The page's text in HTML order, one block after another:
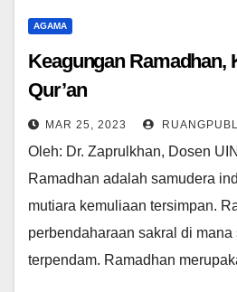
AGAMA
Keagungan Ramadhan,
Qur’an
MAR 25, 2023
Oleh: Dr. Zaprulkhan, Dosen
Ramadhan adalah samudera
mutiara kemuliaan tersimpan.
perbendaharaan sakral di
terpendam. Ramadhan